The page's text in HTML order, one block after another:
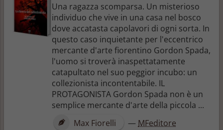
Una ragazza scomparsa. Un misterioso
individuo che vive in una casa nel bosco
dove accatasta capolavori di ogni sorta. In
questo caso inquietante per l'eccentrico
mercante d'arte fiorentino Gordon Spada,
l'uomo si troverà inaspettatamente
catapultato nel suo peggior incubo: un
collezionista incontentabile. IL
PROTAGONISTA Gordon Spada non è un
semplice mercante d'arte della piccola ...
Max Fiorelli
— MFeditore